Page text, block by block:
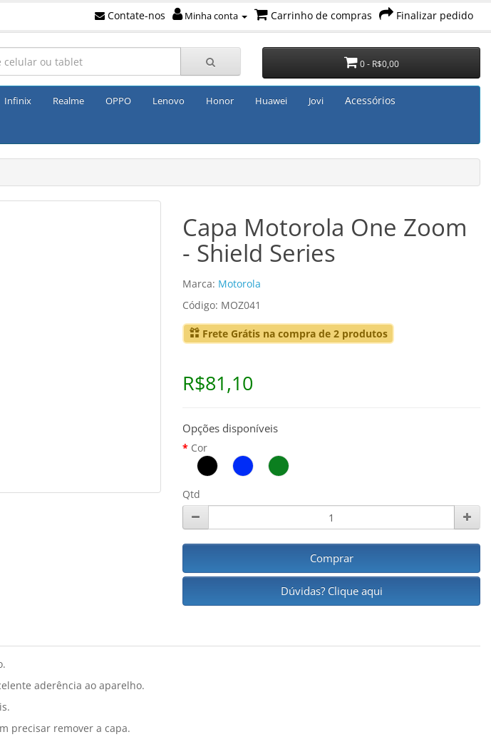
Contate-nos Minha conta Carrinho de compras Finalizar pedido
0 - R$0,00
Infinix Realme OPPO Lenovo Honor Huawei Jovi Acessórios
Capa Motorola One Zoom
- Shield Series
Marca: Motorola
Código: MOZ041
Frete Grátis na compra de 2 produtos
R$81,10
Opções disponíveis
Cor
Qtd
Comprar
Dúvidas? Clique aqui
aderência ao aparelho.
precisar remover a capa.